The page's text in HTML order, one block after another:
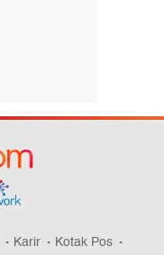
Karir Kotak Pos